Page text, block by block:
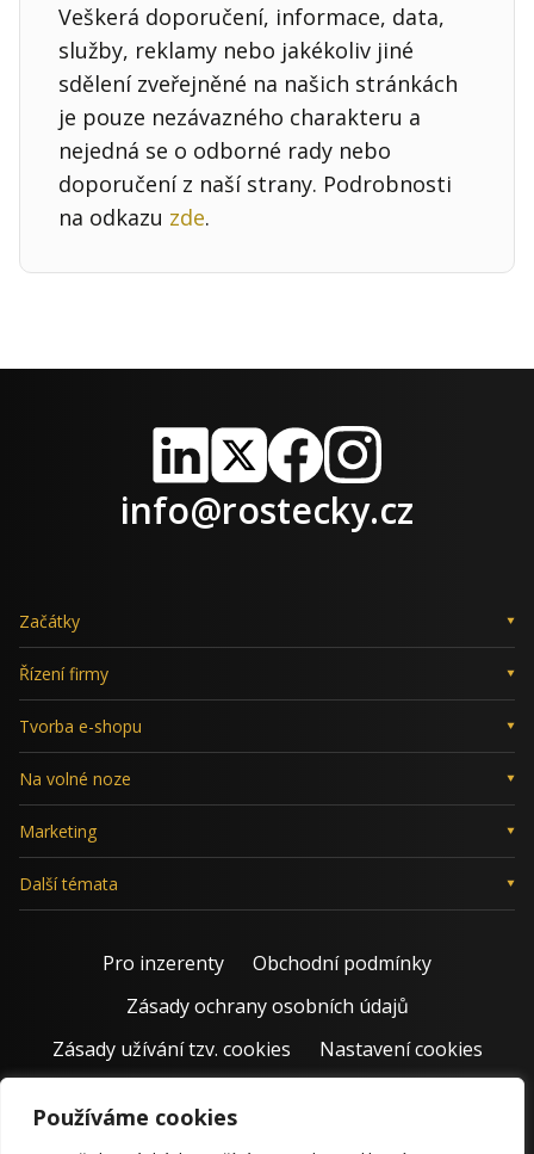
Používáme cookies
Veškerá doporučení, informace, data,
služby, reklamy nebo jakékoliv jiné
sdělení zveřejněné na našich stránkách
je pouze nezávazného charakteru a
nejedná se o odborné rady nebo
doporučení z naší strany. Podrobnosti
na odkazu zde.
LinkedIn
X FacebookInstagram
info@rostecky.cz
Začátky
Řízení firmy
Tvorba e-shopu
Na volné noze
Marketing
Další témata
Pro inzerenty
Obchodní podmínky
Zásady ochrany osobních údajů
Zásady užívání tzv. cookies
Nastavení cookies